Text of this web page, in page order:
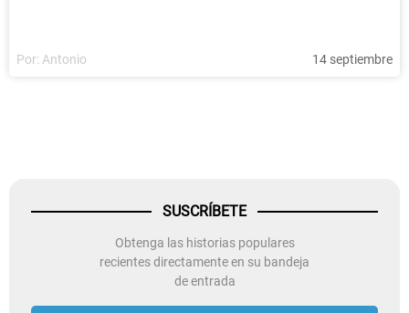
Por: Antonio 14 septiembre
SUSCRÍBETE
Obtenga las historias populares
recientes directamente en su bandeja
de entrada